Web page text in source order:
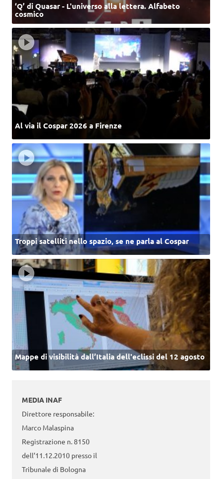
‘Q’ di Quasar - L'universo alla lettera. Alfabeto
cosmico
Al via il Cospar 2026 a Firenze
Troppi satelliti nello spazio, se ne parla al Cospar
Mappe di visibilità dall’Italia dell'eclissi del 12 agosto
MEDIA INAF
Direttore responsabile:
Marco Malaspina
Registrazione n. 8150
dell’11.12.2010 presso il
Tribunale di Bologna